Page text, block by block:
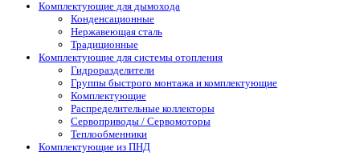
Комплектующие для дымохода
Конденсационные
Нержавеющая сталь
Традиционные
Комплектующие для системы отопления
Гидроразделители
Группы быстрого монтажа и комплектующие
Комплектующие
Распределительные коллекторы
Сервоприводы / Сервомоторы
Теплообменники
Комплектующие из ПНД